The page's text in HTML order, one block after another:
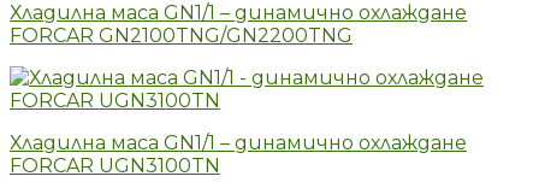
Хладилна маса GN1/1 – динамично охлаждане
FORCAR GN2100TNG/GN2200TNG
Хладилна маса GN1/1 – динамично охлаждане
FORCAR UGN3100TN